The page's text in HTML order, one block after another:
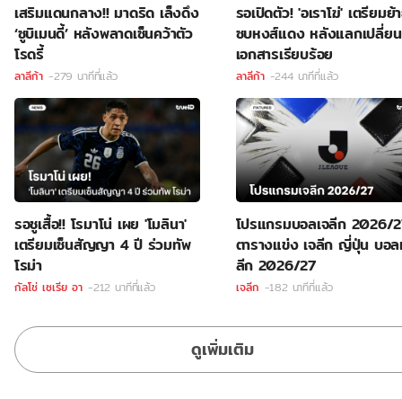
เสริมแดนกลาง!! มาดริด เล็งดึง
‘ซูบิเมนดี้’ หลังพลาดเซ็นคว้าตัว
โรดรี้
ลาลีก้า -279 นาทีที่แล้ว
รอเปิดตัว! 'อเราโฆ่' เตรียมย้
ซบหงส์แดง หลังแลกเปลี่ยน
เอกสารเรียบร้อย
ลาลีก้า -244 นาทีที่แล้ว
รอชูเสื้อ!! โรมาโน่ เผย 'โมลินา'
เตรียมเซ็นสัญญา 4 ปี ร่วมทัพ
โรม่า
กัลโช่ เซเรีย อา -212 นาทีที่แล้ว
โปรแกรมบอลเจลีก 2026/
ตารางแข่ง เจลีก ญี่ปุ่น บอล
ลีก 2026/27
เจลีก -182 นาทีที่แล้ว
ดูเพิ่มเติม